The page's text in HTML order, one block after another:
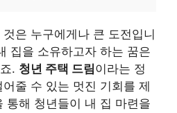
은 누구에게나 큰 도전입니
집을 소유하고자 하는 꿈은
. 청년 주택 드림이라는 정
줄 수 있는 멋진 기회를 제
통해 청년들이 내 집 마련을